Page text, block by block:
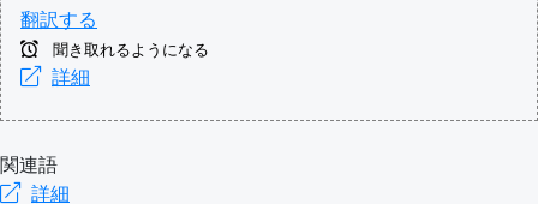
翻訳する
聞き取れるようになる
詳細
関連語
詳細